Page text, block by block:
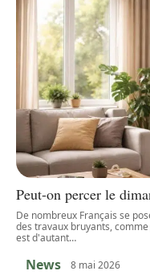
Peut-on percer le
De nombreux Français se
des travaux bruyants,
est d'autant…
News 8 mai 2026